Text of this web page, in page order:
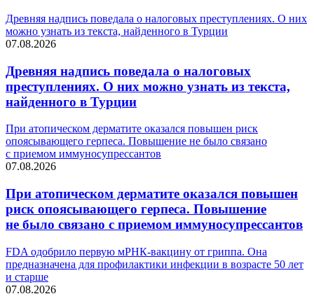
Древняя надпись поведала о налоговых преступлениях. О них
можно узнать из текста, найденного в Турции
07.08.2026
Древняя надпись поведала о налоговых
преступлениях. О них можно узнать из текста,
найденного в Турции
При атопическом дерматите оказался повышен риск
опоясывающего герпеса. Повышение не было связано
с приемом иммуносупрессантов
07.08.2026
При атопическом дерматите оказался повышен
риск опоясывающего герпеса. Повышение
не было связано с приемом иммуносупрессантов
FDA одобрило первую мРНК-вакцину от гриппа. Она
предназначена для профилактики инфекции в возрасте 50 лет
и старше
07.08.2026